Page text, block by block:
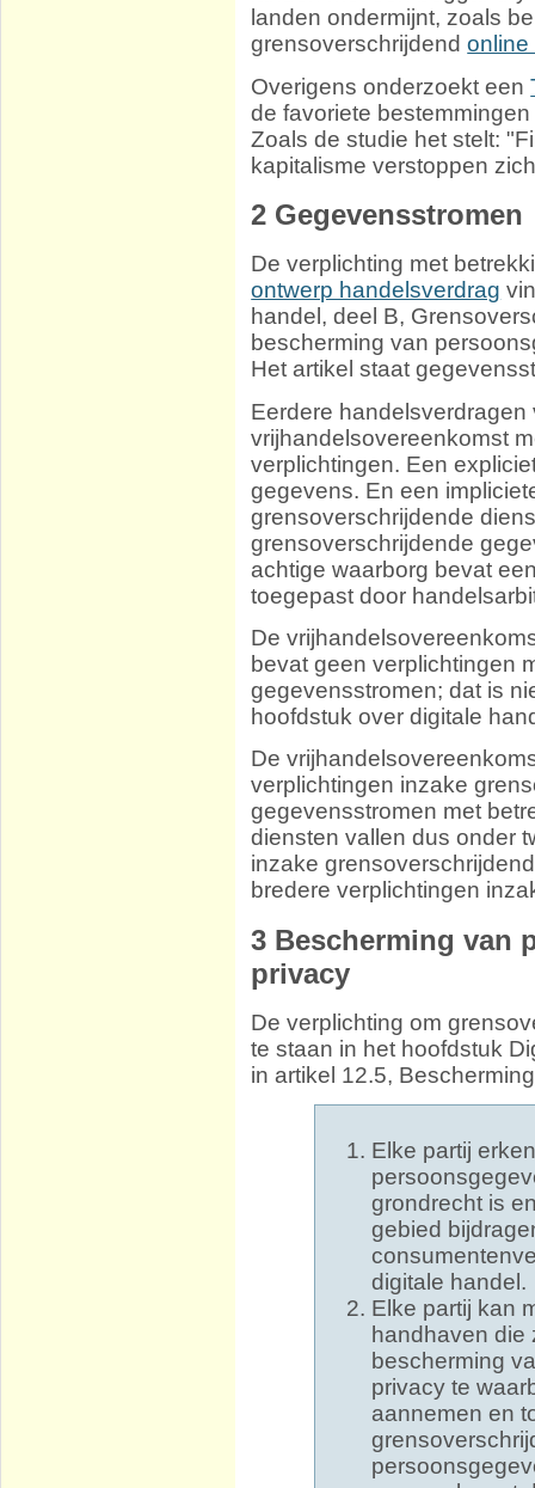
landen ondermijnt, zoals
grensoverschrijdend
Overigens onderzoekt een
de favoriete
Zoals de studie het stelt:
kapitalisme verstoppen
2 Gegevensstromen
De verplichting met
ontwerp handelsverdrag
handel, deel B,
bescherming van
Het artikel staat
Eerdere
vrijhandelsovereenkomst
verplichtingen. Een
gegevens. En een
grensoverschrijdende
grensoverschrijdende
achtige waarborg bevat
toegepast door
De
bevat geen verplichtingen
gegevensstromen; dat is
hoofdstuk over digitale
De
verplichtingen inzake
gegevensstromen met
diensten vallen dus onder
inzake
bredere verplichtingen
3 Bescherming van
privacy
De verplichting om
te staan in het hoofdstuk
in artikel 12.5,
Elke partij
grondrecht is
gebied
digitale handel.
Elke partij kan
handhaven die
bescherming
privacy te
aannemen en